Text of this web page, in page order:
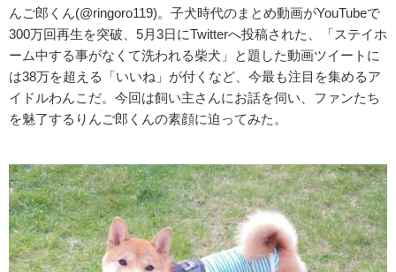
んご郎くん(@ringoro119)。子犬時代のまとめ動画がYouTubeで
300万回再生を突破、5月3日にTwitterへ投稿された、「ステイホ
ーム中する事がなくて洗われる柴犬」と題した動画ツイートに
は38万を超える「いいね」が付くなど、今最も注目を集めるア
イドルわんこだ。今回は飼い主さんにお話を伺い、ファンたち
を魅了するりんご郎くんの素顔に迫ってみた。